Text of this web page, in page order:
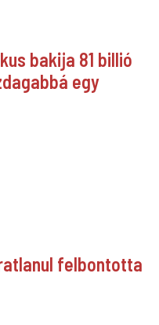
bakija 81 billió
egy
felbontotta